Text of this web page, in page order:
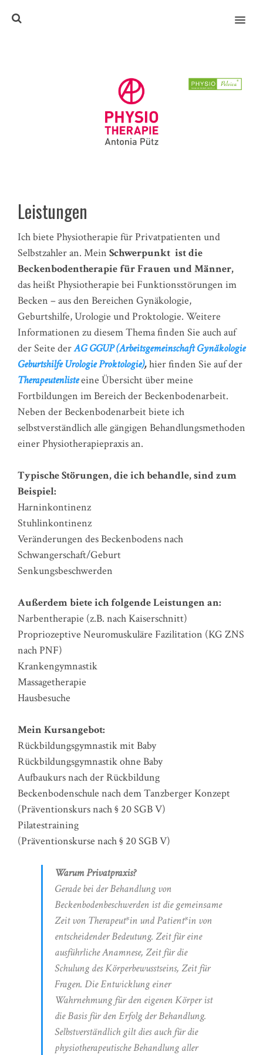
MENU
Leistungen
Ich biete Physiotherapie für Privatpatienten und
Selbstzahler an. Mein Schwerpunkt ist die
Beckenbodentherapie für Frauen und Männer,
das heißt Physiotherapie bei Funktionsstörungen im
Becken – aus den Bereichen Gynäkologie,
Geburtshilfe, Urologie und Proktologie. Weitere
Informationen zu diesem Thema finden Sie auch auf
der Seite derAG GGUP (Arbeitsgemeinschaft Gynäkologie
Geburtshilfe Urologie Proktologie),hier finden Sie auf der
Therapeutenlisteeine Übersicht über meine
Fortbildungen im Bereich der Beckenbodenarbeit.
Neben der Beckenbodenarbeit biete ich
selbstverständlich alle gängigen Behandlungsmethoden
einer Physiotherapiepraxis an.
Typische Störungen, die ich behandle, sind zum
Beispiel:
Harninkontinenz
Stuhlinkontinenz
Veränderungen des Beckenbodens nach
Schwangerschaft/Geburt
Senkungsbeschwerden
Außerdem biete ich folgende Leistungen an:
Narbentherapie (z.B. nach Kaiserschnitt)
Propriozeptive Neuromuskuläre Fazilitation (KG ZNS
nach PNF)
Krankengymnastik
Massagetherapie
Hausbesuche
Mein Kursangebot:
Rückbildungsgymnastik mit Baby
Rückbildungsgymnastik ohne Baby
Aufbaukurs nach der Rückbildung
Beckenbodenschule nach dem Tanzberger Konzept
(Präventionskurs nach § 20 SGB V)
Pilatestraining
(Präventionskurse nach § 20 SGB V)
Warum Privatpraxis?
Gerade bei der Behandlung von
Beckenbodenbeschwerden ist die gemeinsame
Zeit von Therapeut*in und Patient*in von
entscheidender Bedeutung. Zeit für eine
ausführliche Anamnese, Zeit für die
Schulung des Körperbewusstseins, Zeit für
Fragen. Die Entwicklung einer
Wahrnehmung für den eigenen Körper ist
die Basis für den Erfolg der Behandlung.
Selbstverständlich gilt dies auch für die
physiotherapeutische Behandlung aller